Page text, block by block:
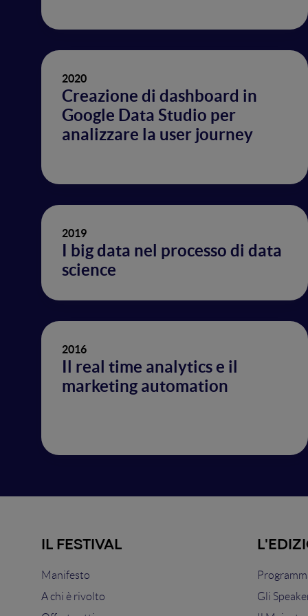
2020
Creazione di dashboard in
Google Data Studio per
analizzare la user journey
2019
I big data nel processo di data
science
2016
Il real time analytics e il
marketing automation
IL FESTIVAL
Manifesto
A chi è rivolto
Gli